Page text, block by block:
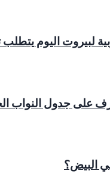
لبيروت اليوم
على جدول النواب
البيض؟